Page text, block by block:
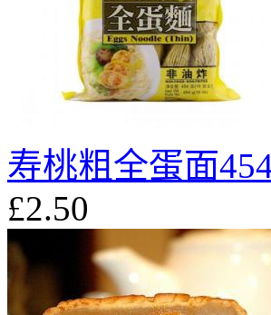
寿桃粗全蛋面
£2.50